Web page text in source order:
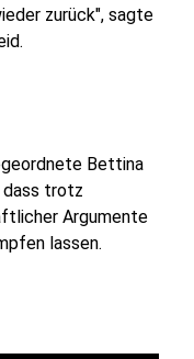
zurück", sagte
Bettina
dass trotz
Argumente
lassen.